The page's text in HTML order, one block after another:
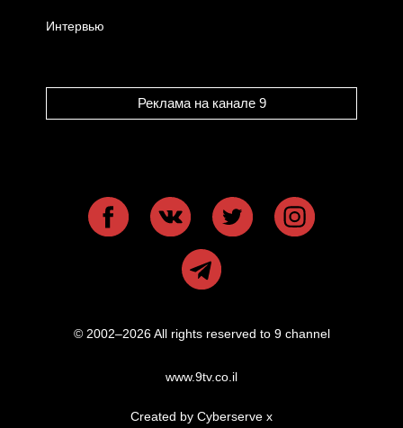
Интервью
Реклама на канале 9
© 2002–2026 All rights reserved to 9 channel
www.9tv.co.il
Created by Cyberserve x